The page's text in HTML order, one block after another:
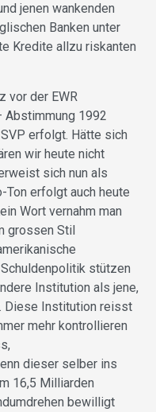
jenen wankenden
Banken unter
Kredite allzu riskanten
vor der EWR
Abstimmung 1992
erfolgt. Hätte sich
wir heute nicht
sich nun als
Ton erfolgt auch heute
Wort vernahm man
grossen Stil
stützen
Institution als jene,
Diese Institution reisst
mehr kontrollieren
dieser selber ins
16,5 Milliarden
bewilligt